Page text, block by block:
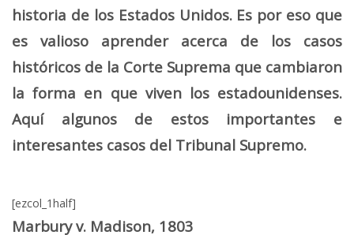
historia de los Estados Unidos. Es por eso que
es valioso aprender acerca de los casos
históricos de la Corte Suprema que cambiaron
la forma en que viven los estadounidenses.
Aquí algunos de estos importantes e
interesantes casos del Tribunal Supremo.
[ezcol_1half]
Marbury v. Madison, 1803